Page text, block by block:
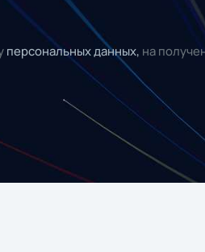
персональных данных, на